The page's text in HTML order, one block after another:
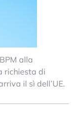
alla
richiesta di
il sì dell’UE.